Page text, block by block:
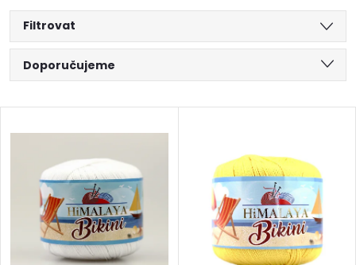
Filtrovat
Ř
a
z
Doporučujeme
Nejdražší
Abecedně
V